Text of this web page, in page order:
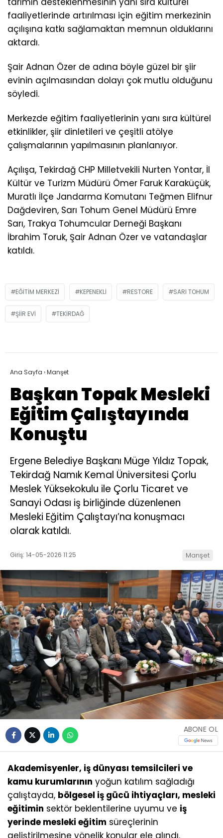
faaliyetlerinde artırılması için eğitim merkezinin
açılışına katkı sağlamaktan memnun olduklarını
aktardı.
Şair Adnan Özer de adına böyle güzel bir şiir
evinin açılmasından dolayı çok mutlu olduğunu
söyledi.
Merkezde eğitim faaliyetlerinin yanı sıra kültürel
etkinlikler, şiir dinletileri ve çeşitli atölye
çalışmalarının yapılmasının planlanıyor.
Açılışa, Tekirdağ CHP Milletvekili Nurten Yontar, İl
Kültür ve Turizm Müdürü Ömer Faruk Karaküçük,
Muratlı İlçe Jandarma Komutanı Teğmen Elifnur
Dağdeviren, Sarı Tohum Genel Müdürü Emre
Sarı, Trakya Tohumcular Derneği Başkanı
İbrahim Toruk, Şair Adnan Özer ve vatandaşlar
katıldı.
EĞITIM MERKEZI KEPENEKLI RESTORE SARI TOHUM
ŞIIR EVI TEKIRDAĞ
Ana Sayfa ›Manşet
Başkan Topak Mesleki
Eğitim Çalıştayında
Konuştu
Ergene Belediye Başkanı Müge Yıldız Topak,
Tekirdağ Namık Kemal Üniversitesi Çorlu
Meslek Yüksekokulu ile Çorlu Ticaret ve
Sanayi Odası iş birliğinde düzenlenen
Mesleki Eğitim Çalıştayı’na konuşmacı
olarak katıldı.
Giriş: 14-05-2026 11:25 Manşet
ABONE OL
Akademisyenler, iş dünyası temsilcileri ve
kamu kurumlarının yoğun katılım sağladığı
çalıştayda, bölgesel iş gücü ihtiyaçları, mesleki
eğitimin sektör beklentilerine uyumu ve iş
yerinde mesleki eğitim süreçlerinin
geliştirilmesine yönelik konular ele alındı.